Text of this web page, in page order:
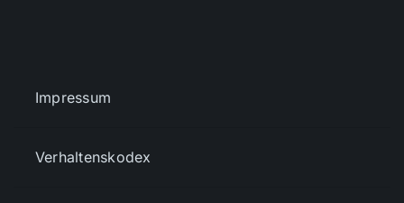
Impressum
Verhaltenskodex